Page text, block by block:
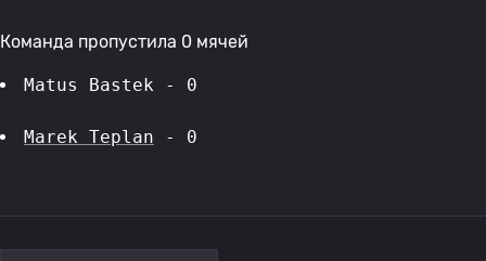
Команда пропустила 0 мячей
Matus Bastek - 0
Marek Teplan - 0